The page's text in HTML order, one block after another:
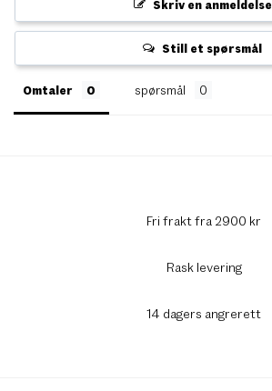
Skriv en anmeldelse
Still et spørsmål
Omtaler spørsmål
Fri frakt fra 2900 kr
Rask levering
14 dagers angrerett